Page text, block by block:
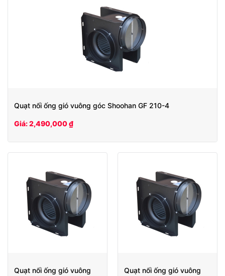
Quạt nối ống gió vuông góc Shoohan GF 210-4
Giá: 2,490,000 ₫
Quạt nối ống gió vuông
Quạt nối ống gió vuông